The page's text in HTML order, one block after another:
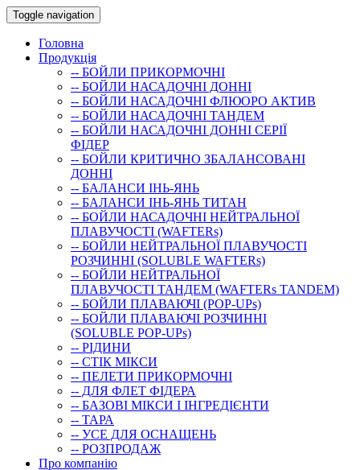
Toggle navigation
Головна
Продукція
-- БОЙЛИ ПРИКОРМОЧНI
-- БОЙЛИ НАСАДОЧНI ДОННI
-- БОЙЛИ НАСАДОЧНІ ФЛЮОРО АКТИВ
-- БОЙЛИ НАСАДОЧНІ ТАНДЕМ
-- БОЙЛИ НАСАДОЧНI ДОННI СЕРIÏ
ФIДЕР
-- БОЙЛИ КРИТИЧНО ЗБАЛАНСОВАНІ
ДОННІ
-- БАЛАНСИ ІНЬ-ЯНЬ
-- БАЛАНСИ ІНЬ-ЯНЬ ТИТАН
-- БОЙЛИ НАСАДОЧНI НЕЙТРАЛЬНОÏ
ПЛАВУЧОСТI (WAFTERs)
-- БОЙЛИ НЕЙТРАЛЬНОЇ ПЛАВУЧОСТІ
РОЗЧИННІ (SOLUBLE WAFTERs)
-- БОЙЛИ НЕЙТРАЛЬНОЇ
ПЛАВУЧОСТІ ТАНДЕМ (WAFTERs TANDEM)
-- БОЙЛИ ПЛАВАЮЧІ (POP-UPs)
-- БОЙЛИ ПЛАВАЮЧI РОЗЧИННI
(SOLUBLE POP-UPs)
-- РIДИНИ
-- СТIК МIКСИ
-- ПЕЛЕТИ ПРИКОРМОЧНІ
-- ДЛЯ ФЛЕТ ФІДЕРА
-- БАЗОВІ МІКСИ І ІНГРЕДІЄНТИ
-- ТАРА
-- УСЕ ДЛЯ ОСНАЩЕНЬ
-- РОЗПРОДАЖ
Про компанію